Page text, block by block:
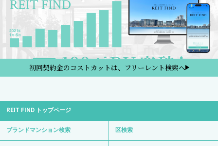
初回契約金のコストカットは、フリーレント検索へ
REIT FIND トップページ
ブランドマンション検索 区検索